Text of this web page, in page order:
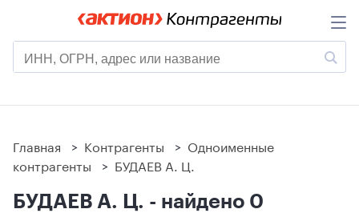
Главная > Контрагенты > Одноименные
контрагенты > БУДАЕВ А. Ц.
БУДАЕВ А. Ц. - найдено 0